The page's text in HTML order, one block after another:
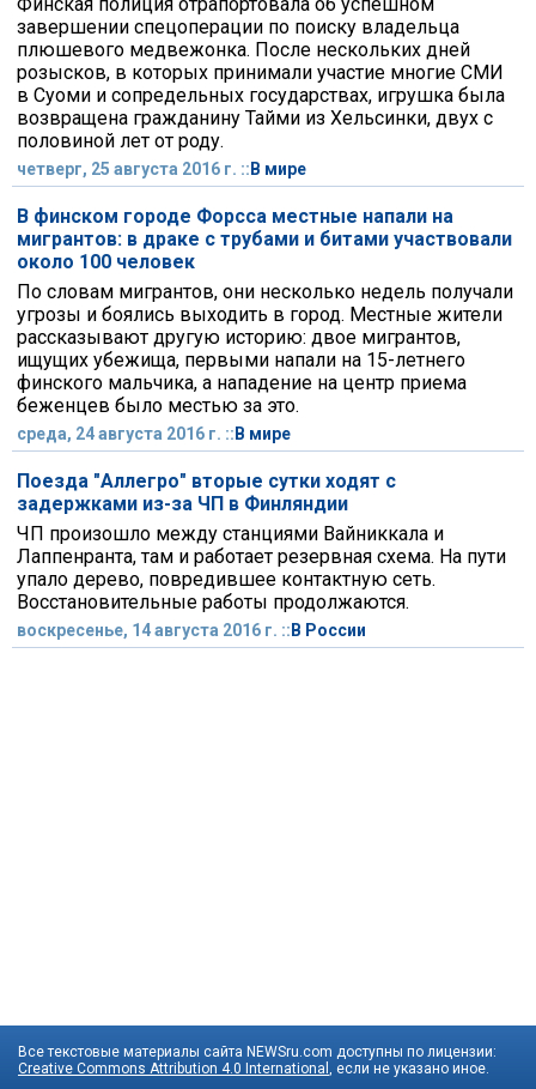
завершении спецоперации по поиску владельца
плюшевого медвежонка. После нескольких дней
розысков, в которых принимали участие многие СМИ
в Суоми и сопредельных государствах, игрушка была
возвращена гражданину Тайми из Хельсинки, двух с
половиной лет от роду.
четверг, 25 августа 2016 г. :: В мире
В финском городе Форсса местные напали на
мигрантов: в драке с трубами и битами участвовали
около 100 человек
По словам мигрантов, они несколько недель получали
угрозы и боялись выходить в город. Местные жители
рассказывают другую историю: двое мигрантов,
ищущих убежища, первыми напали на 15-летнего
финского мальчика, а нападение на центр приема
беженцев было местью за это.
среда, 24 августа 2016 г. :: В мире
Поезда "Аллегро" вторые сутки ходят с
задержками из-за ЧП в Финляндии
ЧП произошло между станциями Вайниккала и
Лаппенранта, там и работает резервная схема. На пути
упало дерево, повредившее контактную сеть.
Восстановительные работы продолжаются.
воскресенье, 14 августа 2016 г. :: В России
Все текстовые материалы сайта NEWSru.com доступны по лицензии:
Creative Commons Attribution 4.0 International , если не указано иное.